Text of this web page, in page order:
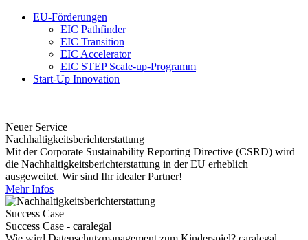
EU-Förderungen
EIC Pathfinder
EIC Transition
EIC Accelerator
EIC STEP Scale-up-Programm
Start-Up Innovation
Neuer Service
Nachhaltigkeitsberichterstattung
Mit der Corporate Sustainability Reporting Directive (CSRD) wird
die Nachhaltigkeitsberichterstattung in der EU erheblich
ausgeweitet. Wir sind Ihr idealer Partner!
Mehr Infos
Success Case
Success Case - caralegal